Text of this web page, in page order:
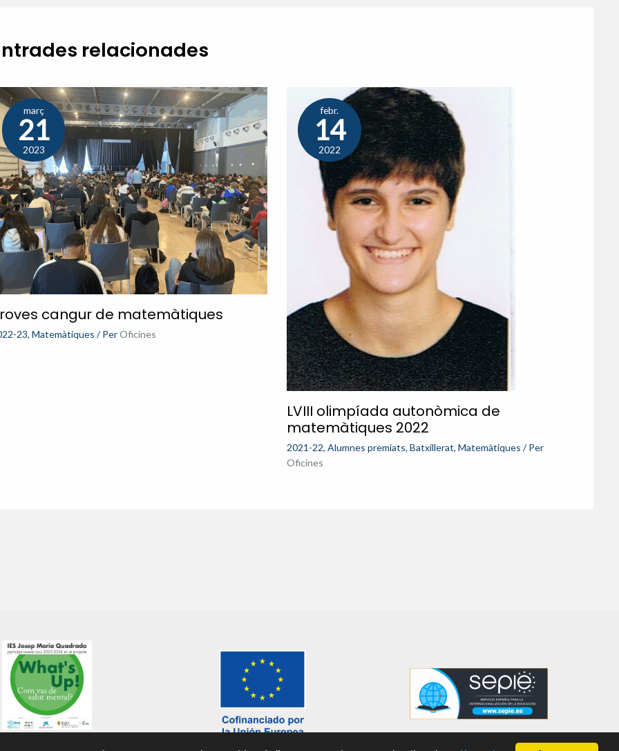
relacionades
març
21
2023
cangur de matemàtiques
23, Matemàtiques / PerOficines
febr.
14
2022
LVIII olimpíada autonòmica de
matemàtiques 2022
2021-22,Alumnes premiats,Batxillerat,Matemàtiques / Per
Oficines